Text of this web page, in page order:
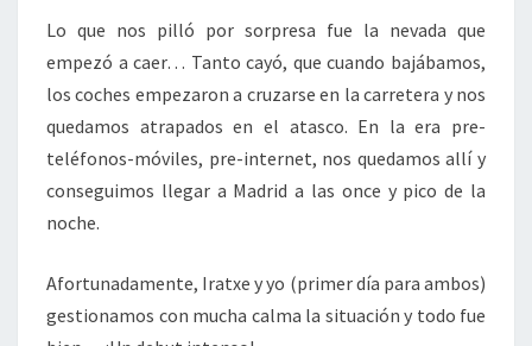
Lo que nos pilló por sorpresa fue la nevada que
empezó a caer… Tanto cayó, que cuando bajábamos,
los coches empezaron a cruzarse en la carretera y nos
quedamos atrapados en el atasco. En la era pre-
teléfonos-móviles, pre-internet, nos quedamos allí y
conseguimos llegar a Madrid a las once y pico de la
noche.
Afortunadamente, Iratxe y yo (primer día para ambos)
gestionamos con mucha calma la situación y todo fue